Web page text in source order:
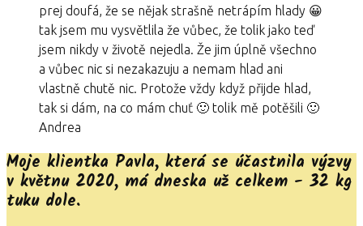
prej doufá, že se nějak strašně netrápím hlady 😀
tak jsem mu vysvětlila že vůbec, že tolik jako teď
jsem nikdy v životě nejedla. Že jim úplně všechno
a vůbec nic si nezakazuju a nemam hlad ani
vlastně chutě nic. Protože vždy když přijde hlad,
tak si dám, na co mám chuť 🙂 tolik mě potěšili 🙂
Andrea
Moje klientka Pavla, která se účastnila výzvy
v květnu 2020, má dneska už celkem - 32 kg
tuku dole.